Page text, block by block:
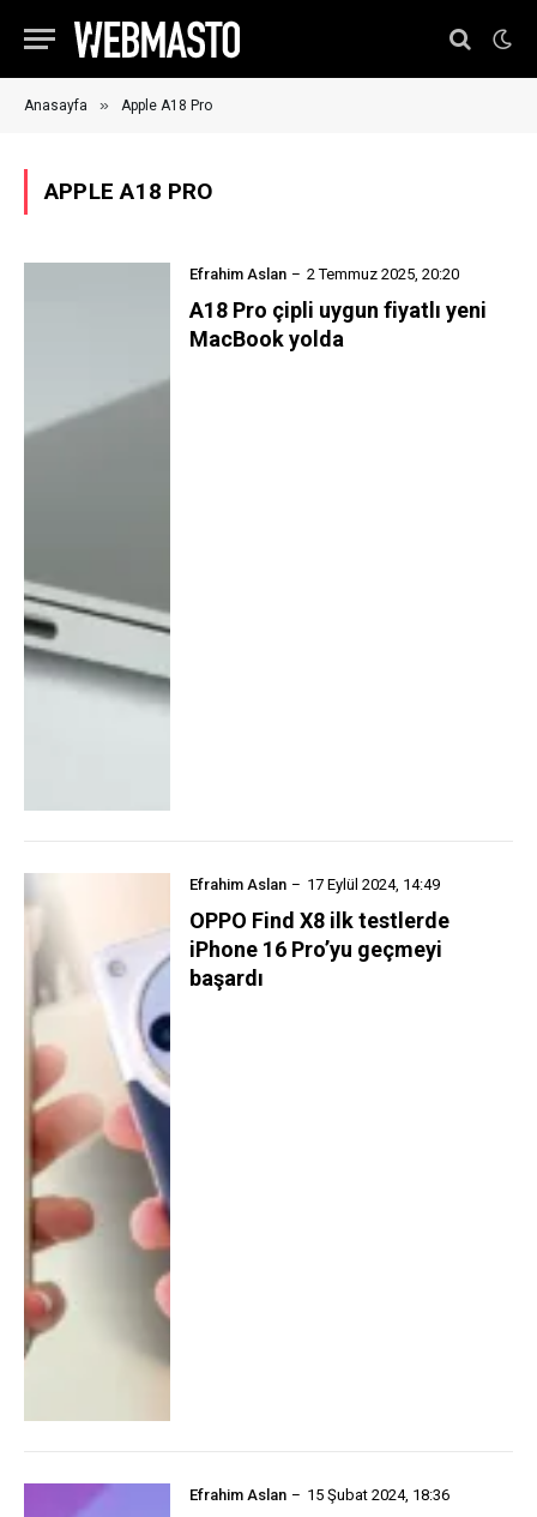
Anasayfa » Apple A18 Pro
APPLE A18 PRO
Efrahim Aslan 2 Temmuz 2025, 20:20
A18 Pro çipli uygun fiyatlı yeni
MacBook yolda
Efrahim Aslan 17 Eylül 2024, 14:49
OPPO Find X8 ilk testlerde
iPhone 16 Pro’yu geçmeyi
başardı
Efrahim Aslan 15 Şubat 2024, 18:36